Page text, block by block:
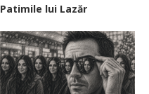
Patimile lui Lazăr